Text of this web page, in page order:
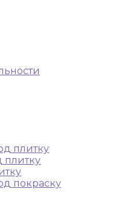
плитку
плитку
покраску